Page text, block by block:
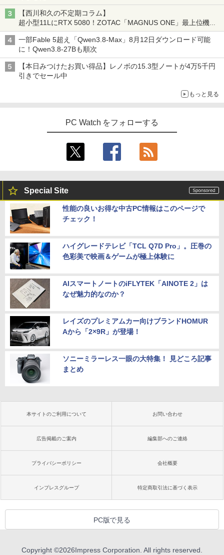
【西川和久の不定期コラム】
超小型11LにRTX 5080！ZOTAC「MAGNUS ONE」最上位機の
実力を探る
一部Fable 5超え「Qwen3.8-Max」8月12日ダウンロード可能
に！Qwen3.8-27Bも順次
【本日みつけたお買い得品】レノボの15.3型ノートが4万5千円
引きでセール中
もっと見る
PC Watch をフォローする
Special Site
性能の良いお得な中古PC情報はこのページで
チェック！
ハイグレードテレビ「TCL Q7D Pro」。圧巻の
色彩美で映画＆ゲームが極上体験に
AIスマートノートのiFLYTEK「AINOTE 2」は
なぜ魅力的なのか？
レイズのプレミアムカー向けブランドHOMUR
Aから「2×9R」が登場！
ソニーミラーレス一眼の大特集！ 見どころ記事
まとめ
本サイトのご利用について お問い合わせ
広告掲載のご案内 編集部へのご連絡
プライバシーポリシー 会社概要
インプレスグループ 特定商取引法に基づく表示
PC版で見る
Copyright ©2026Impress Corporation. All rights reserved.